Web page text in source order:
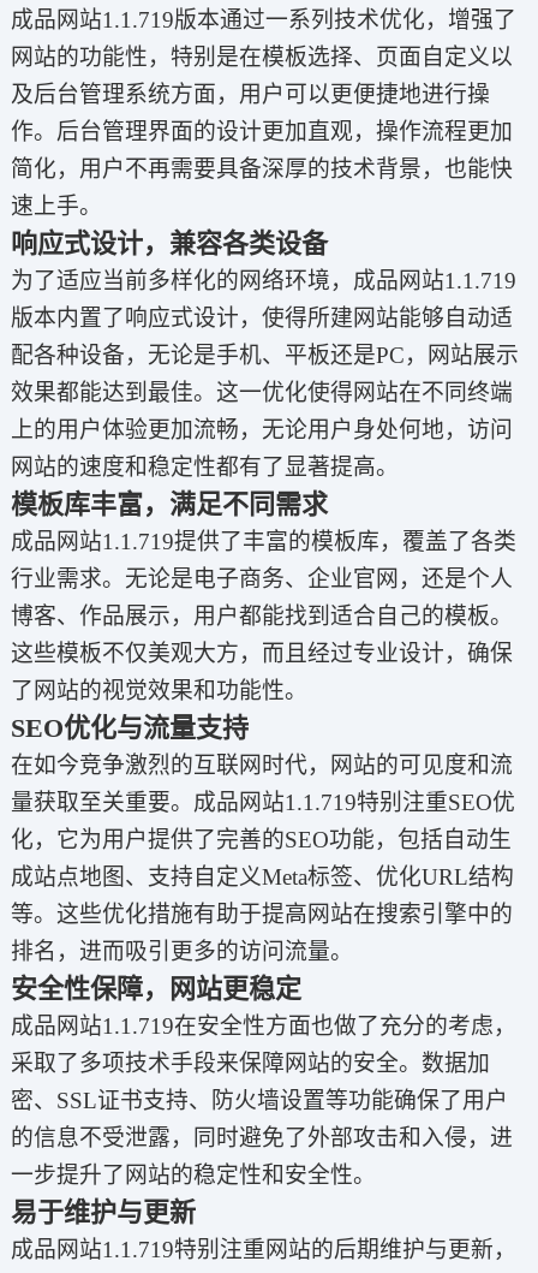
成品网站1.1.719版本通过一系列技术优化，增强了
网站的功能性，特别是在模板选择、页面自定义以
及后台管理系统方面，用户可以更便捷地进行操
作。后台管理界面的设计更加直观，操作流程更加
简化，用户不再需要具备深厚的技术背景，也能快
速上手。
响应式设计，兼容各类设备
为了适应当前多样化的网络环境，成品网站1.1.719
版本内置了响应式设计，使得所建网站能够自动适
配各种设备，无论是手机、平板还是PC，网站展示
效果都能达到最佳。这一优化使得网站在不同终端
上的用户体验更加流畅，无论用户身处何地，访问
网站的速度和稳定性都有了显著提高。
模板库丰富，满足不同需求
成品网站1.1.719提供了丰富的模板库，覆盖了各类
行业需求。无论是电子商务、企业官网，还是个人
博客、作品展示，用户都能找到适合自己的模板。
这些模板不仅美观大方，而且经过专业设计，确保
了网站的视觉效果和功能性。
SEO优化与流量支持
在如今竞争激烈的互联网时代，网站的可见度和流
量获取至关重要。成品网站1.1.719特别注重SEO优
化，它为用户提供了完善的SEO功能，包括自动生
成站点地图、支持自定义Meta标签、优化URL结构
等。这些优化措施有助于提高网站在搜索引擎中的
排名，进而吸引更多的访问流量。
安全性保障，网站更稳定
成品网站1.1.719在安全性方面也做了充分的考虑，
采取了多项技术手段来保障网站的安全。数据加
密、SSL证书支持、防火墙设置等功能确保了用户
的信息不受泄露，同时避免了外部攻击和入侵，进
一步提升了网站的稳定性和安全性。
易于维护与更新
成品网站1.1.719特别注重网站的后期维护与更新，